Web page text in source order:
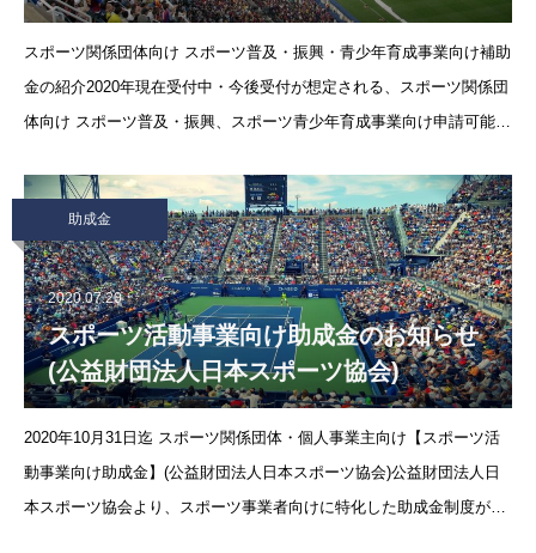
スポーツ関係団体向け スポーツ普及・振興・青少年育成事業向け補助
金の紹介2020年現在受付中・今後受付が想定される、スポーツ関係団
体向け スポーツ普及・振興、スポーツ青少年育成事業向け申請可能な
助成金
2020.07.20
スポーツ活動事業向け助成金のお知らせ
(公益財団法人日本スポーツ協会)
2020年10月31日迄 スポーツ関係団体・個人事業主向け【スポーツ活
動事業向け助成金】(公益財団法人日本スポーツ協会)公益財団法人日
本スポーツ協会より、スポーツ事業者向けに特化した助成金制度が